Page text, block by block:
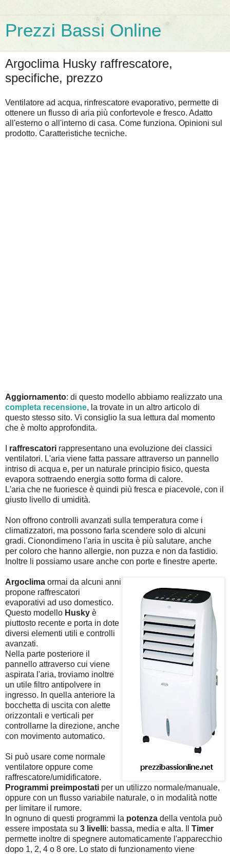
Prezzi Bassi Online
Argoclima Husky raffrescatore,
specifiche, prezzo
Ventilatore ad acqua, rinfrescatore evaporativo, permette di
ottenere un flusso di aria più confortevole e fresco. Adatto
all'esterno o all'interno di casa. Come funziona. Opinioni sul
prodotto. Caratteristiche tecniche.
Aggiornamento: di questo modello abbiamo realizzato una
completa recensione, la trovate in un altro articolo di
questo stesso sito. Vi consiglio la sua lettura dal momento
che è molto approfondita.
raffrescatori rappresentano una evoluzione dei classici
ventilatori. L'aria viene fatta passare attraverso un pannello
intriso di acqua e, per un naturale principio fisico, questa
evapora sottraendo energia sotto forma di calore.
L'aria che ne fuoriesce è quindi più fresca e piacevole, con il
giusto livello di umidità.
Non offrono controlli avanzati sulla temperatura come i
climatizzatori, ma possono farla scendere solo di alcuni
gradi. Cionondimeno l'aria in uscita è più salutare, anche
per coloro che hanno allergie, non puzza e non da fastidio.
Inoltre li possiamo usare anche con porte e finestre aperte.
Argoclima ormai da alcuni anni
propone raffrescatori
evaporativi ad uso domestico.
Questo modello Husky è
piuttosto recente e porta in dote
diversi elementi utili e controlli
avanzati.
Nella parte posteriore il
pannello attraverso cui viene
aspirata l'aria, troviamo inoltre
un utile filtro antipolvere in
ingresso. In quella anteriore la
bocchetta di uscita con alette
orizzontali e verticali per
controllarne la direzione, anche
con movimento automatico.
Si può usare come normale
ventilatore oppure come
raffrescatore/umidificatore.
Programmi preimpostati per un utilizzo normale/manuale,
oppure con un flusso variabile naturale, o in modalità notte
per limitare il rumore.
In ognuno di questi programmi la potenza della ventola può
essere impostata su 3 livelli: bassa, media e alta. Il Timer
permette inoltre di spegnere automaticamente l'apparecchio
dopo 1, 2, 4 o 8 ore. Lo stato di funzionamento viene